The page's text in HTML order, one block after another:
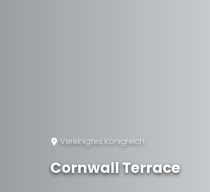
Vereinigtes Königreich
Cornwall Terrace